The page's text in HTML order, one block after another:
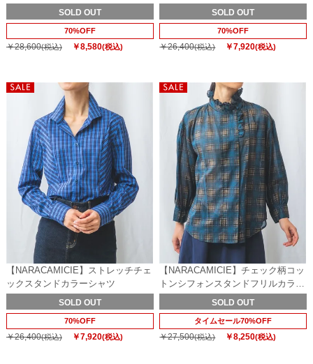
SOLD OUT
70%OFF
￥28,600(税込) ￥8,580(税込)
SOLD OUT
70%OFF
￥26,400(税込) ￥7,920(税込)
【NARACAMICIE】ストレッチチェ
ックスタンドカラーシャツ
SOLD OUT
70%OFF
￥26,400(税込) ￥7,920(税込)
【NARACAMICIE】チェック柄コッ
トンシフォンスタンドフリルカラー
ブラウス
SOLD OUT
タイムセール70%OFF
￥27,500(税込) ￥8,250(税込)